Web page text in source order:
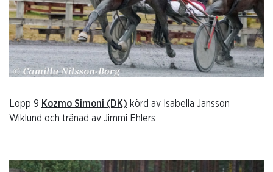
Lopp 9 Kozmo Simoni (DK) körd av Isabella Jansson
Wiklund och tränad av Jimmi Ehlers